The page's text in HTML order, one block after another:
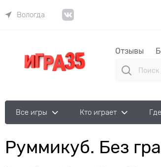
Вологда
Отзывы
Все игры Кто играет
Руммикуб. Без